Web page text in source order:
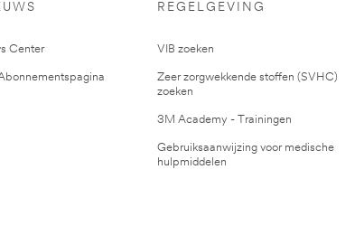
Center
REGELGEVING
VIB zoeken
Zeer zorgwekkende stoffen (SVHC)
zoeken
3M Academy - Trainingen
Gebruiksaanwijzing voor medische
hulpmiddelen